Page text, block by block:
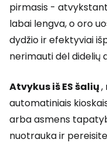
pirmasis -
labai lengva, o oro
dydžio ir efektyviai
nerimauti dėl didelių
Atvykusiš ES šalių,
automatiniais
arba asmens
nuotrauka ir